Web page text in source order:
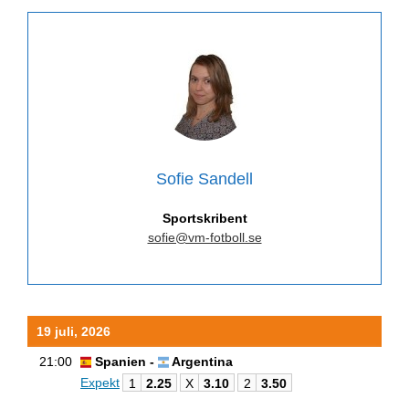
Sofie Sandell
Sportskribent
sofie@vm-fotboll.se
19 juli, 2026
21:00 Spanien -
Argentina
Expekt
1 2.25 X 3.10 2 3.50